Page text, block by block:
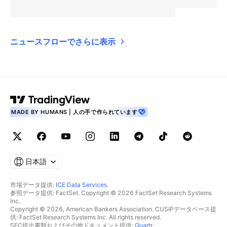
ニュースフローでさらに表示
MADE BY HUMANS | 人の手で作られています
日本語
市場データ提供: ICE Data Services.
参照データ提供: FactSet. Copyright © 2026 FactSet Research Systems
Inc.
Copyright © 2026, American Bankers Association. CUSIPデータベース提
供: FactSet Research Systems Inc. All rights reserved.
SEC提出書類およびその他ドキュメント提供: Quartr.